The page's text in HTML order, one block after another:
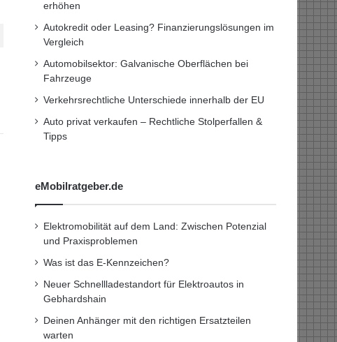
erhöhen
Autokredit oder Leasing? Finanzierungslösungen im
Vergleich
Automobilsektor: Galvanische Oberflächen bei
Fahrzeuge
Verkehrsrechtliche Unterschiede innerhalb der EU
Auto privat verkaufen – Rechtliche Stolperfallen &
Tipps
eMobilratgeber.de
Elektromobilität auf dem Land: Zwischen Potenzial
und Praxisproblemen
Was ist das E-Kennzeichen?
Neuer Schnellladestandort für Elektroautos in
Gebhardshain
Deinen Anhänger mit den richtigen Ersatzteilen
warten